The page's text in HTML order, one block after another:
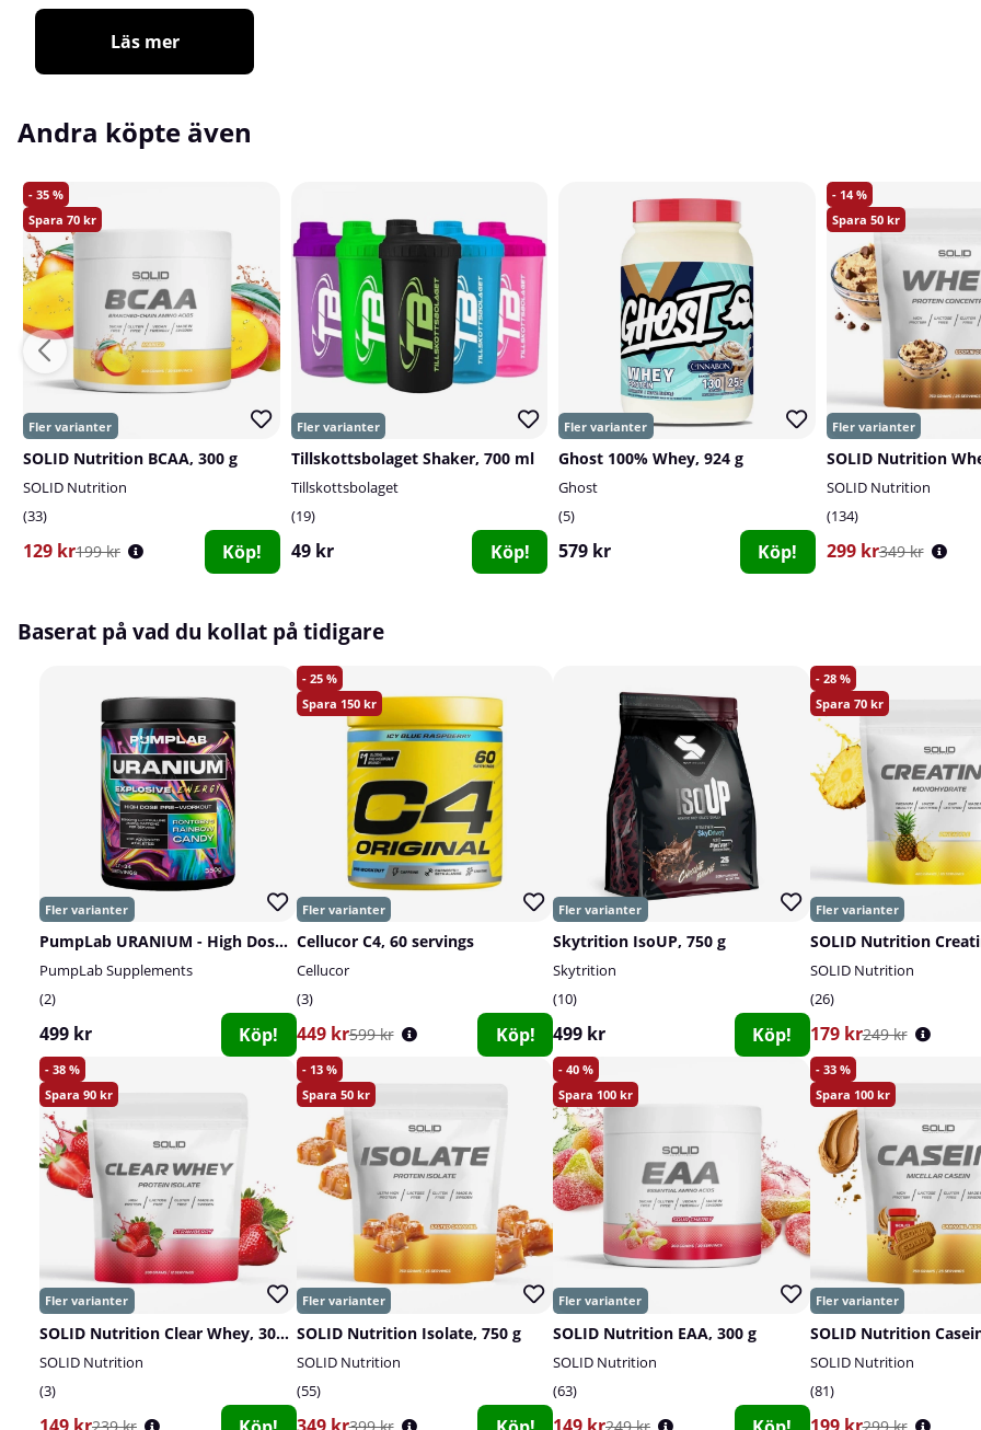
Läs mer
Andra köpte även
35
70
SOLID Nutrition BCAA, 300 g
SOLID Nutrition
33
129 kr199 kr Köp!
Tillskottsbolaget Shaker, 700 ml
Tillskottsbolaget
19
49 kr Köp!
Ghost 100% Whey, 924 g
Ghost
5
579 kr Köp!
14
50
SOLID Nutrition
SOLID Nutrition
134
299 kr349 kr
Baserat på vad du kollat på tidigare
PumpLab URANIUM - High Dose PWO, 550 g
PumpLab Supplements
2
499 kr Köp!
25
150
Cellucor C4, 60 servings
Cellucor
3
449 kr599 kr Köp!
Skytrition IsoUP, 750 g
Skytrition
10
499 kr Köp!
28
70
SOLID Nutrition
26
179 kr249 kr
38
90
SOLID Nutrition Clear Whey, 300 g
SOLID Nutrition
3
239 kr
13
50
SOLID Nutrition Isolate, 750 g
SOLID Nutrition
55
399 kr
40
100
SOLID Nutrition EAA, 300 g
SOLID Nutrition
63
249 kr
33
100
SOLID Nutrition
SOLID Nutrition
81
299 kr